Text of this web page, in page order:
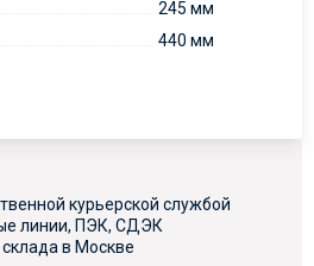
245 мм
440 мм
курьерской службой
линии, ПЭК, СДЭК
в Москве